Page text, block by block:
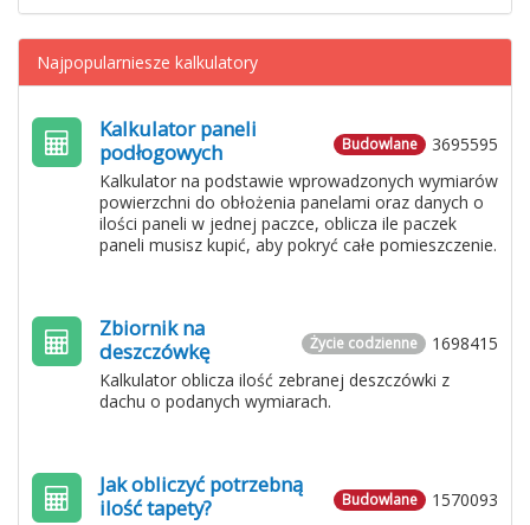
Najpopularniesze kalkulatory
3695595
Budowlane
Kalkulator paneli
podłogowych
Kalkulator na podstawie wprowadzonych wymiarów
powierzchni do obłożenia panelami oraz danych o
ilości paneli w jednej paczce, oblicza ile paczek
paneli musisz kupić, aby pokryć całe pomieszczenie.
1698415
Życie codzienne
Zbiornik na
deszczówkę
Kalkulator oblicza ilość zebranej deszczówki z
dachu o podanych wymiarach.
1570093
Budowlane
Jak obliczyć potrzebną
ilość tapety?